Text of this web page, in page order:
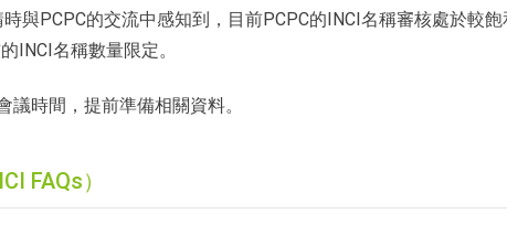
與PCPC的交流中感知到，目前PCPC的INCI名稱審核處於較飽
INCI名稱數量限定。
時間，提前準備相關資料。
FAQs）